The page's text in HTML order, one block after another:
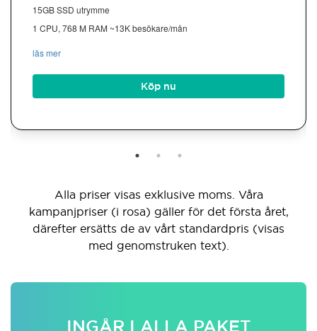
15GB SSD utrymme
1 CPU, 768 M RAM ~13K besökare/mån
läs mer
Köp nu
Alla priser visas exklusive moms. Våra
kampanjpriser (i rosa) gäller för det första året,
därefter ersätts de av vårt standardpris (visas
med genomstruken text).
INGÅR I ALLA PAKET